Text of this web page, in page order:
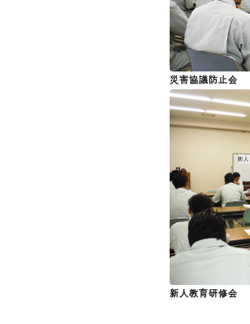
災害協議防止会
新人教育研修会